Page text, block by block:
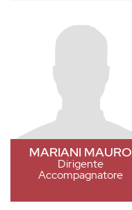
MARIANI MAURO
Dirigente
Accompagnatore